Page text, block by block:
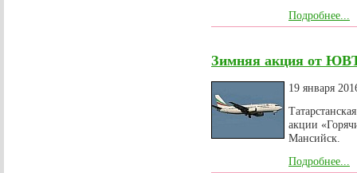
Подробнее...
Зимняя акция от
19 января
акции
Мансийск.
Подробнее...